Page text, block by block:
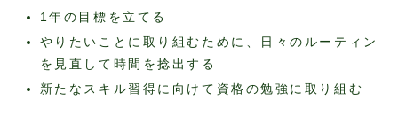
1年の目標を立てる
やりたいことに取り組むために、日々のルーティン
を見直して時間を捻出する
新たなスキル習得に向けて資格の勉強に取り組む